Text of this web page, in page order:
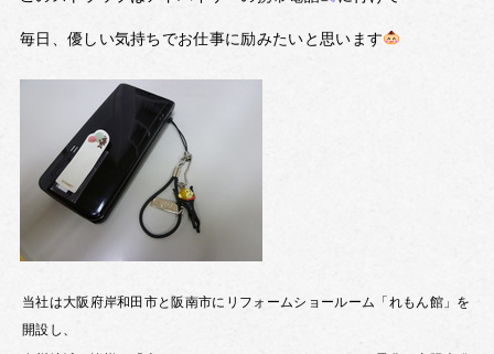
毎日、優しい気持ちでお仕事に励みたいと思います
当社は大阪府岸和田市と阪南市にリフォームショールーム「れもん館」を
開設し、